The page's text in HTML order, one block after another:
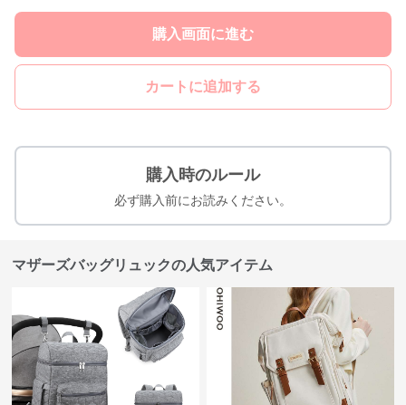
購入画面に進む
カートに追加する
購入時のルール
必ず購入前にお読みください。
マザーズバッグリュックの人気アイテム